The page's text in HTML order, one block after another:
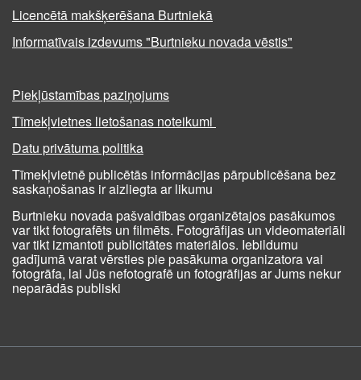
Licencētā makšķerēšana Burtniekā
Informatīvais izdevums "Burtnieku novada vēstis"
Piekļūstamības paziņojums
Tīmekļvietnes lietošanas noteikumi
Datu privātuma politika
Tīmekļvietnē publicētās informācijas pārpublicēšana bez
saskaņošanas ir aizliegta ar likumu
Burtnieku novada pašvaldības organizētajos pasākumos
var tikt fotografēts un filmēts. Fotogrāfijas un videomateriāli
var tikt izmantoti publicitātes materiālos. Iebildumu
gadījumā varat vērsties pie pasākuma organizatora vai
fotogrāfa, lai Jūs nefotografē un fotogrāfijas ar Jums nekur
neparādās publiski